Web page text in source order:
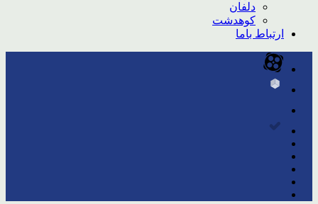
دلفان
کوهدشت
ارتباط باما